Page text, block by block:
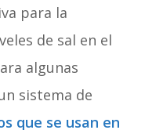
para la
de sal en el
algunas
sistema de
que se usan en